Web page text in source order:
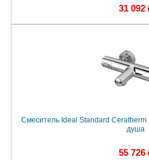
31 092
Смеситель Ideal Standard
душа
55 726